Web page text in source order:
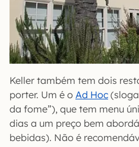
Keller também tem dois
porter. Um é o Ad Hoc
da fome”), que tem menu
dias a um preço bem
bebidas). Não é